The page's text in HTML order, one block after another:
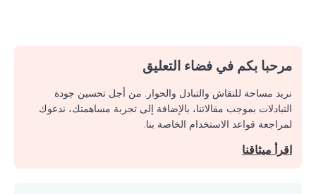
مرحبا بكم في فضاء التعليق
نريد مساحة للنقاش والتبادل والحوار. من أجل تحسين جودة
التبادلات بموجب مقالاتنا، بالإضافة إلى تجربة مساهمتك، ندعوك
لمراجعة قواعد الاستخدام الخاصة بنا.
اقرأ ميثاقنا